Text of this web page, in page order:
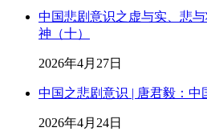
中国悲剧意识之虚与实、悲
神（十）
2026年4月27日
中国之悲剧意识 | 唐君毅：中
2026年4月24日